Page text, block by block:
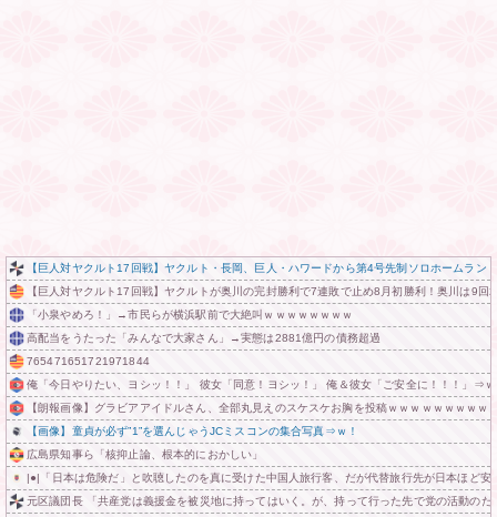
【巨人対ヤクルト17回戦】ヤクルト・長岡、巨人・ハワードから第4号先制ソロホームラン
【巨人対ヤクルト17回戦】ヤクルトが奥川の完封勝利で7連敗で止め8月初勝利！奥川は9
「小泉やめろ！」→市民らが横浜駅前で大絶叫ｗｗｗｗｗｗｗｗ
高配当をうたった「みんなで大家さん」→実態は2881億円の債務超過
765471651721971844
俺「今日やりたい、ヨシッ！！」 彼女「同意！ヨシッ！」 俺＆彼女「ご安全に！！！」⇒
【朗報画像】グラビアアイドルさん、全部丸見えのスケスケお胸を投稿ｗｗｗｗｗｗｗｗｗ
【画像】童貞が必ず”1”を選んじゃうJCミスコンの集合写真⇒ｗ！
広島県知事ら「核抑止論、根本的におかしい」
|●|「日本は危険だ」と吹聴したのを真に受けた中国人旅行客、だが代替旅行先が日本ほど
元区議団長 「共産党は義援金を被災地に持ってはいく。が、持って行った先で党の活動のた